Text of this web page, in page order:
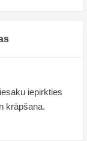
iepirkties
krāpšana.